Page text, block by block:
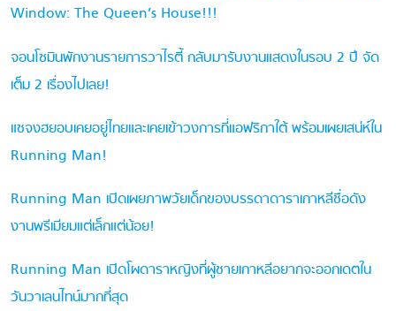
Window: The Queen’s House!!!
จอนโซมินพักงานรายการวาไรตี้ กลับมารับงานแสดงในรอบ 2 ปี จัด
เต็ม 2 เรื่องไปเลย!
แชจงฮยอบเคยอยู่ไทยและเคยเข้าวงการที่แอฟริกาใต้ พร้อมเผยเสน่ห์ใน
Running Man!
Running Man เปิดเผยภาพวัยเด็กของบรรดาดาราเกาหลีชื่อดัง
งานพรีเมียมแต่เล็กแต่น้อย!
Running Man เปิดโผดาราหญิงที่ผู้ชายเกาหลีอยากจะออกเดตใน
วันวาเลนไทน์มากที่สุด